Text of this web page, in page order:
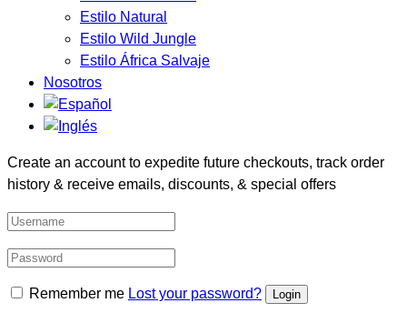
Estilo Natural
Estilo Wild Jungle
Estilo África Salvaje
Nosotros
Create an account to expedite future checkouts, track order
history & receive emails, discounts, & special offers
Remember me Lost your password?